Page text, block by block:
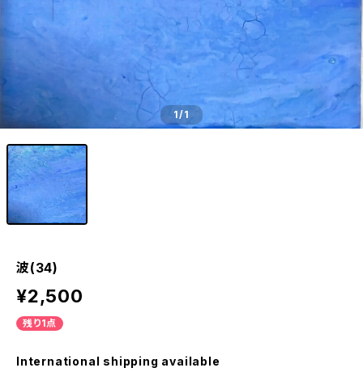
1/1
波(34)
¥2,500
残り1点
International shipping available